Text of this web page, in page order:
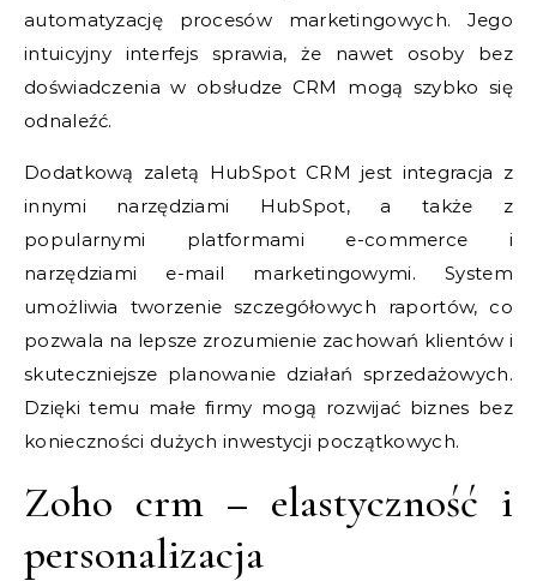
automatyzację procesów marketingowych. Jego
intuicyjny interfejs sprawia, że nawet osoby bez
doświadczenia w obsłudze CRM mogą szybko się
odnaleźć.
Dodatkową zaletą HubSpot CRM jest integracja z
innymi narzędziami HubSpot, a także z
popularnymi platformami e-commerce i
narzędziami e-mail marketingowymi. System
umożliwia tworzenie szczegółowych raportów, co
pozwala na lepsze zrozumienie zachowań klientów i
skuteczniejsze planowanie działań sprzedażowych.
Dzięki temu małe firmy mogą rozwijać biznes bez
konieczności dużych inwestycji początkowych.
Zoho crm – elastyczność i
personalizacja